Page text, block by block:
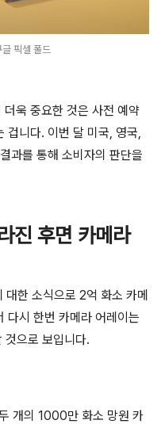
픽셀 폴드
욱 중요한 것은 사전 예약
겁니다. 이번 달 미국, 영국,
과를 통해 소비자의 판단을
진 후면 카메라
한 소식으로 2억 화소 카메
다시 한번 카메라 어레이는
으로 보입니다.
개의 1000만 화소 망원 카